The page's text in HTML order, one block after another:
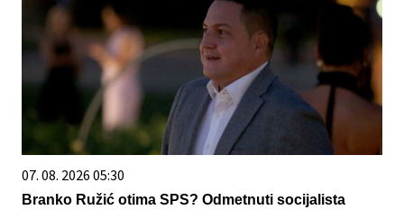
07. 08. 2026 05:30
Branko Ružić otima SPS? Odmetnuti socijalista